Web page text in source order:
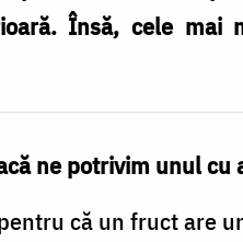
Însă, cele mai
ne potrivim unul cu
că un fruct are